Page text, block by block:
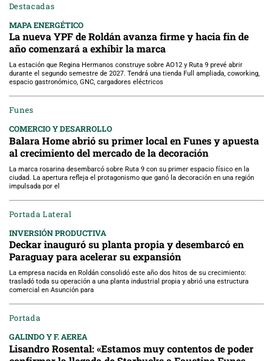
Destacadas
MAPA ENERGÉTICO
La nueva YPF de Roldán avanza firme y hacia fin de
año comenzará a exhibir la marca
La estación que Regina Hermanos construye sobre AO12 y Ruta 9 prevé abrir
durante el segundo semestre de 2027. Tendrá una tienda Full ampliada, coworking,
espacio gastronómico, GNC, cargadores eléctricos
Funes
COMERCIO Y DESARROLLO
Balara Home abrió su primer local en Funes y apuesta
al crecimiento del mercado de la decoración
La marca rosarina desembarcó sobre Ruta 9 con su primer espacio físico en la
ciudad. La apertura refleja el protagonismo que ganó la decoración en una región
impulsada por el
Portada Lateral
INVERSIÓN PRODUCTIVA
Deckar inauguró su planta propia y desembarcó en
Paraguay para acelerar su expansión
La empresa nacida en Roldán consolidó este año dos hitos de su crecimiento:
trasladó toda su operación a una planta industrial propia y abrió una estructura
comercial en Asunción para
Portada
GALINDO Y F. AEREA
Lisandro Rosental: «Estamos muy contentos de poder